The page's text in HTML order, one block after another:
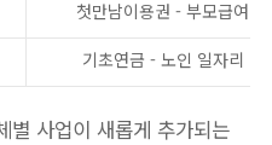
첫만남이용권 - 부모급여
기초연금 - 노인 일자리
별 사업이 새롭게 추가되는